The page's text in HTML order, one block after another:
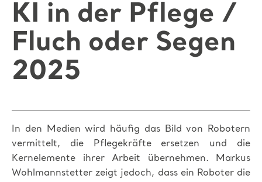
KI in der Pflege /
Fluch oder Segen
2025
In den Medien wird häufig das Bild von Robotern
vermittelt, die Pflegekräfte ersetzen und die
Kernelemente ihrer Arbeit übernehmen. Markus
Wohlmannstetter zeigt jedoch, dass ein Roboter die